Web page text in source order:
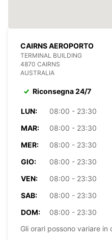
CAIRNS AEROPORTO
TERMINAL BUILDING
4870 CAIRNS
AUSTRALIA
Riconsegna 24/7
LUN:
08:00 - 23:30
MAR:
08:00 - 23:30
MER:
08:00 - 23:30
GIO:
08:00 - 23:30
VEN:
08:00 - 23:30
SAB:
08:00 - 23:30
DOM:
08:00 - 23:30
Gli orari possono variare in